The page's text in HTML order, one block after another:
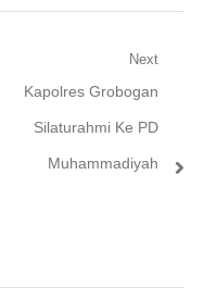
Next
Next
post:
Kapolres Grobogan
Silaturahmi Ke PD
Muhammadiyah